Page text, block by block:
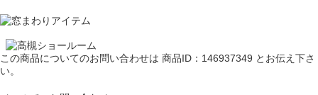
この商品についてのお問い合わせは 商品ID：146937349 とお伝え下さ
い。